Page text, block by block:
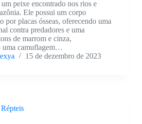
peixe encontrado nos rios e
Ele possui um corpo
por placas ósseas, oferecendo uma
contra predadores e uma
de marrom e cinza,
uma camuflagem…
15 de dezembro de 2023
Répteis